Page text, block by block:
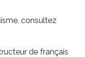
consultez
de français